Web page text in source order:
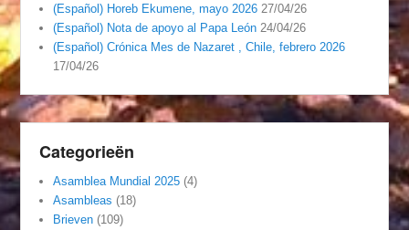
(Español) Horeb Ekumene, mayo 2026 27/04/26
(Español) Nota de apoyo al Papa León 24/04/26
(Español) Crónica Mes de Nazaret , Chile, febrero 2026
17/04/26
Categorieën
Asamblea Mundial 2025 (4)
Asambleas (18)
Brieven (109)